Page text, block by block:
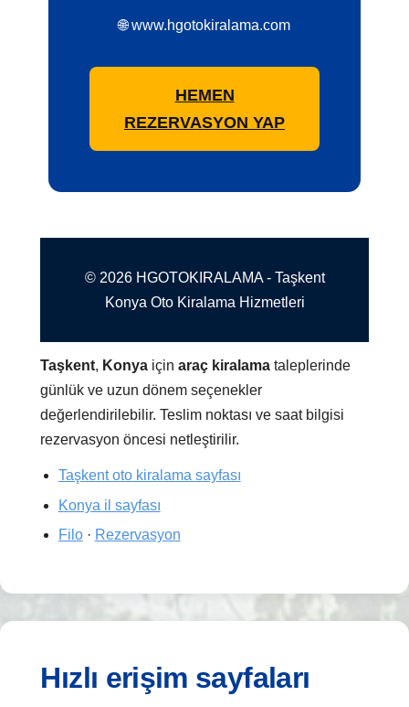
🌐 www.hgotokiralama.com
HEMEN
REZERVASYON YAP
© 2026 HGOTOKIRALAMA - Taşkent
Konya Oto Kiralama Hizmetleri
Taşkent, Konya içinaraç kiralama taleplerinde
günlük ve uzun dönem seçenekler
değerlendirilebilir. Teslim noktası ve saat bilgisi
rezervasyon öncesi netleştirilir.
Taşkent oto kiralama sayfası
Konya il sayfası
Filo· Rezervasyon
Hızlı erişim sayfaları